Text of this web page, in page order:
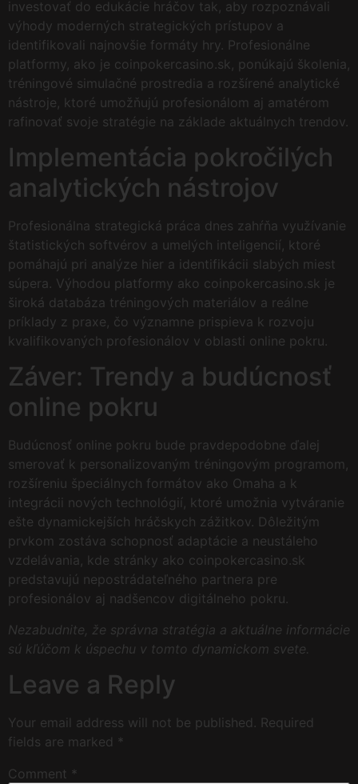
investovať do edukácie hráčov tak, aby rozpoznávali
výhody moderných strategických prístupov a
identifikovali najnovšie formáty hry. Profesionálne
platformy, ako je coinpokercasino.sk, ponúkajú školenia,
tréningové simulačné prostredia a rozšírené analytické
nástroje, ktoré umožňujú profesionálom aj amatérom
rafinovať svoje stratégie na základe aktuálnych trendov.
Implementácia pokročilých
analytických nástrojov
Profesionálna strategická práca dnes zahŕňa využívanie
štatistických softvérov a umelých inteligencií, ktoré
pomáhajú pri analýze hier a identifikácii slabých miest
súpera. Výhodou platformy ako coinpokercasino.sk je
široká databáza tréningových materiálov a reálne
príklady z praxe, čo významne prispieva k rozvoju
kvalifikovaných profesionálov v oblasti online pokru.
Záver: Trendy a budúcnosť
online pokru
Budúcnosť online pokru bude pravdepodobne ďalej
smerovať k personalizovaným tréningovým programom,
rozšíreniu špeciálnych formátov ako Omaha a k
integrácii nových technológií, ktoré umožnia vytváranie
ešte dynamickejších hráčskych zážitkov. Dôležitým
prvkom zostáva schopnosť adaptácie a neustáleho
vzdelávania, kde stránky ako coinpokercasino.sk
predstavujú nepostrádateľného partnera pre
profesionálov aj nadšencov digitálneho pokru.
Nezabudnite, že správna stratégia a aktuálne informácie
sú kľúčom k úspechu v tomto dynamickom svete.
Leave a Reply
Your email address will not be published. Required
fields are marked *
Comment *